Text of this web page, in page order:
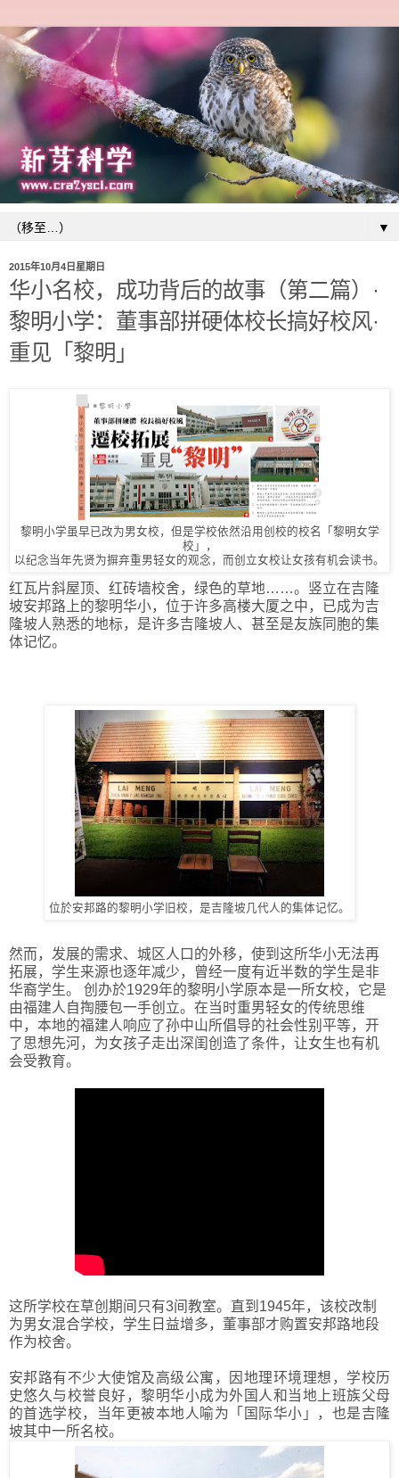
▼
2015年10月4日星期日
华小名校，成功背后的故事（第二篇）·
黎明小学：董事部拼硬体校长搞好校风·
重见「黎明」
黎明小学虽早已改为男女校，但是学校依然沿用创校的校名「黎明女学
校」，
以纪念当年先贤为摒弃重男轻女的观念，而创立女校让女孩有机会读书。
红瓦片斜屋顶、红砖墙校舍，绿色的草地……。竖立在吉隆
坡安邦路上的黎明华小，位于许多高楼大厦之中，已成为吉
隆坡人熟悉的地标，是许多吉隆坡人、甚至是友族同胞的集
体记忆。
位於安邦路的黎明小学旧校，是吉隆坡几代人的集体记忆。
然而，发展的需求、城区人口的外移，使到这所华小无法再
拓展，学生来源也逐年减少，曾经一度有近半数的学生是非
华裔学生。 创办於1929年的黎明小学原本是一所女校，它是
由福建人自掏腰包一手创立。在当时重男轻女的传统思维
中，本地的福建人响应了孙中山所倡导的社会性别平等，开
了思想先河，为女孩子走出深闺创造了条件，让女生也有机
会受教育。
这所学校在草创期间只有3间教室。直到1945年，该校改制
为男女混合学校，学生日益增多，董事部才购置安邦路地段
作为校舍。
安邦路有不少大使馆及高级公寓，因地理环境理想，学校历
史悠久与校誉良好，黎明华小成为外国人和当地上班族父母
的首选学校，当年更被本地人喻为「国际华小」，也是吉隆
坡其中一所名校。